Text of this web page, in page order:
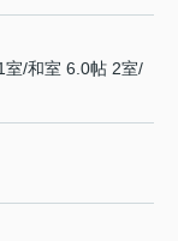
室/和室 6.0帖 2室/